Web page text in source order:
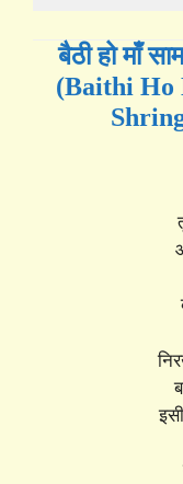
बैठी हो माँ
(Baithi Ho